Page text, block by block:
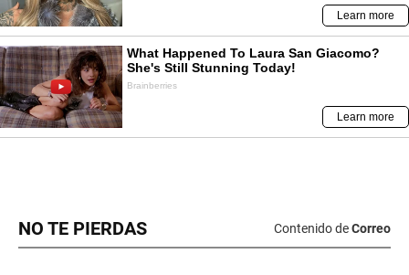
NO TE PIERDAS Contenido deCorreo